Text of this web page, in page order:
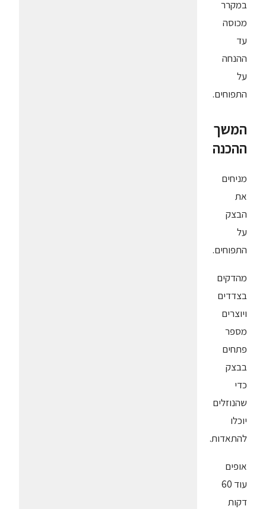
במקרר
מכוסה
עד
ההנחה
על
התפוחים.
המשך
ההכנה
מניחים
את
הבצק
על
התפוחים.
מהדקים
בצדדים
ויוצרים
מספר
פתחים
בבצק
כדי
שהנוזלים
יוכלו
להתאדות.
אופים
עוד 60
דקות